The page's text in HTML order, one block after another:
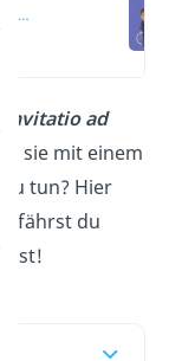
invitatio ad
sie mit einem
zu tun? Hier
erfährst du